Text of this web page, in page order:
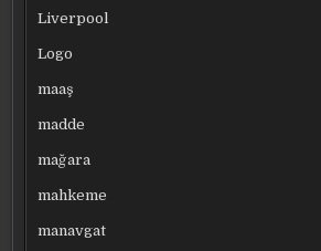
Liverpool
Logo
maaş
madde
mağara
mahkeme
manavgat